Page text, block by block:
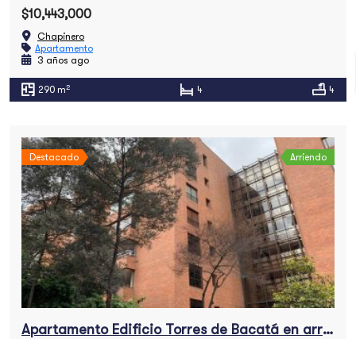
$10,443,000
Chapinero
Apartamento
3 años ago
290 m2 4 4
Destacado Arriendo
Apartamento Edificio Torres de Bacatá en arriendo